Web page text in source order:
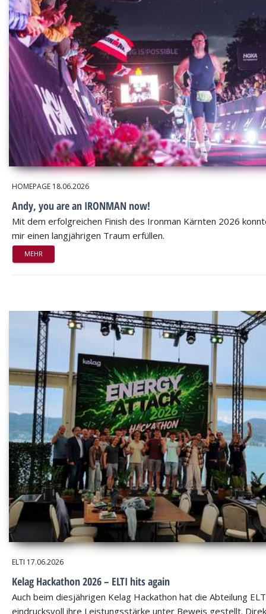
HOMEPAGE 18.06.2026
Andy, you are an IRONMAN now!
Mit dem erfolgreichen Finish des Ironman Kärnten 2026
mir einen langjährigen Traum erfüllen.
MEHR
ELTI 17.06.2026
Kelag Hackathon 2026 – ELTI hits again
Auch beim diesjährigen Kelag Hackathon hat die Abteilung
eindrucksvoll ihre Leistungsstärke unter Beweis gestellt.